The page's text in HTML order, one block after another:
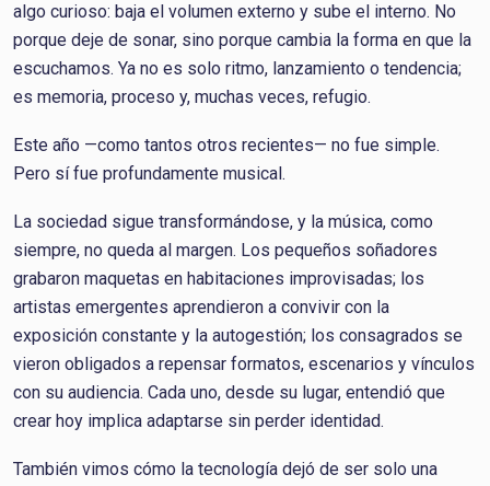
algo curioso: baja el volumen externo y sube el interno. No
porque deje de sonar, sino porque cambia la forma en que la
escuchamos. Ya no es solo ritmo, lanzamiento o tendencia;
es memoria, proceso y, muchas veces, refugio.
Este año —como tantos otros recientes— no fue simple.
Pero sí fue profundamente musical.
La sociedad sigue transformándose, y la música, como
siempre, no queda al margen. Los pequeños soñadores
grabaron maquetas en habitaciones improvisadas; los
artistas emergentes aprendieron a convivir con la
exposición constante y la autogestión; los consagrados se
vieron obligados a repensar formatos, escenarios y vínculos
con su audiencia. Cada uno, desde su lugar, entendió que
crear hoy implica adaptarse sin perder identidad.
También vimos cómo la tecnología dejó de ser solo una